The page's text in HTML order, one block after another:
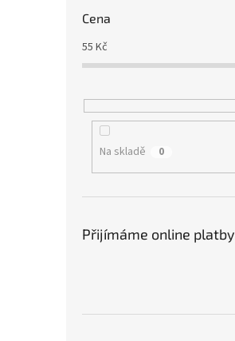
Cena
55 Kč
Na skladě 0
Přijímáme online platby